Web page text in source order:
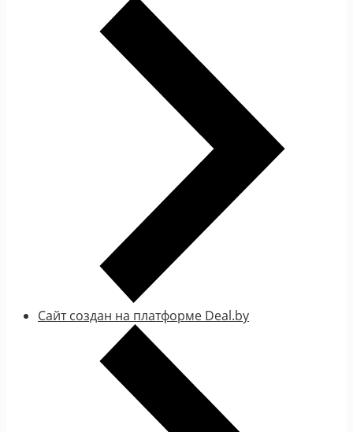
Сайт создан на платформе Deal.by